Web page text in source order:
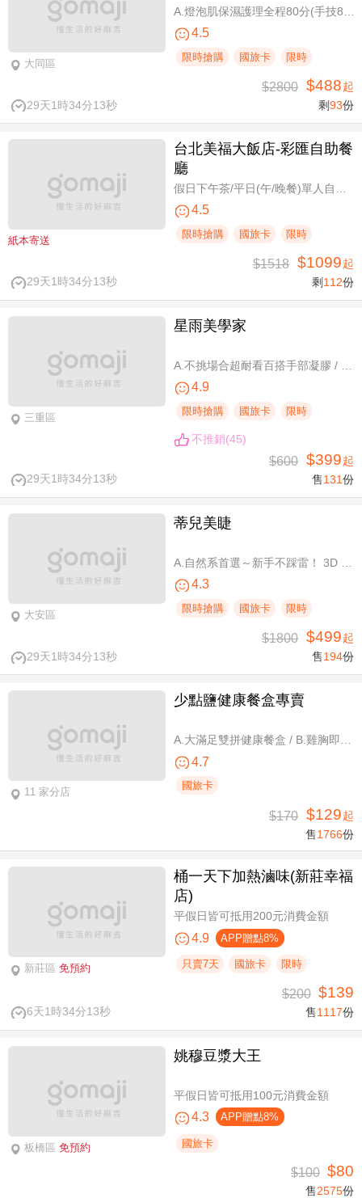
大同區
4.5
限時搶購 國旅卡 限時
29天1時34分13秒
$2800 $488起
剩93份
紙本寄送
台北美福大飯店-彩匯自助餐
廳
假日下午茶/平日(午/晚餐)單人自助吃到飽券
4.5
限時搶購 國旅卡 限時
29天1時34分13秒
$1518 $1099起
剩 112份
三重區
星雨美學家
4.9
限時搶購 國旅卡 限時
不推銷(45)
29天1時34分13秒
$600 $399起
售131份
大安區
蒂兒美睫
4.3
限時搶購 國旅卡 限時
29天1時34分13秒
$1800 $499起
售194份
11 家分店
少點鹽健康餐盒專賣
A.大滿足雙拼健康餐盒 / B.雞胸即食包三入 / C.雞胸即食包超值組六入
4.7
國旅卡
$170 $129起
售1766份
新莊區 免預約
桶一天下加熱滷味(新莊幸福
店)
平假日皆可抵用200元消費金額
4.9 APP贈點8%
只賣7天 國旅卡 限時
6天1時34分13秒
$200 $139
售1117份
板橋區 免預約
姚穆豆漿大王
平假日皆可抵用100元消費金額
4.3 APP贈點8%
國旅卡
$100 $80
售2575份